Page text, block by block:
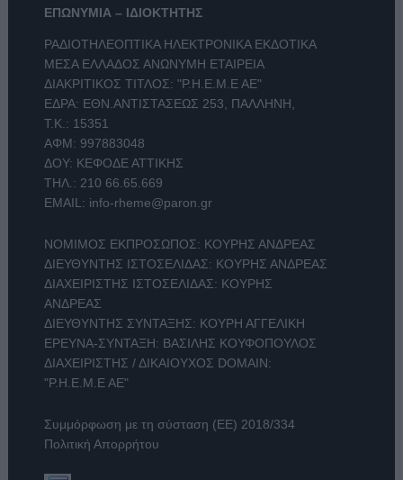
ΕΠΩΝΥΜΙΑ – ΙΔΙΟΚΤΗΤΗΣ
ΡΑΔΙΟΤΗΛΕΟΠΤΙΚΑ ΗΛΕΚΤΡΟΝΙΚΑ ΕΚΔΟΤΙΚΑ
ΜΕΣΑ ΕΛΛΑΔΟΣ ΑΝΩΝΥΜΗ ΕΤΑΙΡΕΙΑ
ΔΙΑΚΡΙΤΙΚΟΣ ΤΙΤΛΟΣ: "Ρ.Η.Ε.Μ.Ε ΑΕ"
ΕΔΡΑ: ΕΘΝ.ΑΝΤΙΣΤΑΣΕΩΣ 253, ΠΑΛΛΗΝΗ,
Τ.Κ.: 15351
ΑΦΜ: 997883048
ΔΟΥ: ΚΕΦΟΔΕ ΑΤΤΙΚΗΣ
ΤΗΛ.: 210 66.65.669
EMAIL: info-rheme@paron.gr
ΝΟΜΙΜΟΣ ΕΚΠΡΟΣΩΠΟΣ: ΚΟΥΡΗΣ ΑΝΔΡΕΑΣ
ΔΙΕΥΘΥΝΤΗΣ ΙΣΤΟΣΕΛΙΔΑΣ: ΚΟΥΡΗΣ ΑΝΔΡΕΑΣ
ΔΙΑΧΕΙΡΙΣΤΗΣ ΙΣΤΟΣΕΛΙΔΑΣ: ΚΟΥΡΗΣ
ΑΝΔΡΕΑΣ
ΔΙΕΥΘΥΝΤΗΣ ΣΥΝΤΑΞΗΣ: ΚΟΥΡΗ ΑΓΓΕΛΙΚΗ
ΕΡΕΥΝΑ-ΣΥΝΤΑΞΗ: ΒΑΣΙΛΗΣ ΚΟΥΦΟΠΟΥΛΟΣ
ΔΙΑΧΕΙΡΙΣΤΗΣ / ΔΙΚΑΙΟΥΧΟΣ DOMAIN:
"Ρ.Η.Ε.Μ.Ε ΑΕ"
Συμμόρφωση με τη σύσταση (ΕΕ) 2018/334
Πολιτική Απορρήτου